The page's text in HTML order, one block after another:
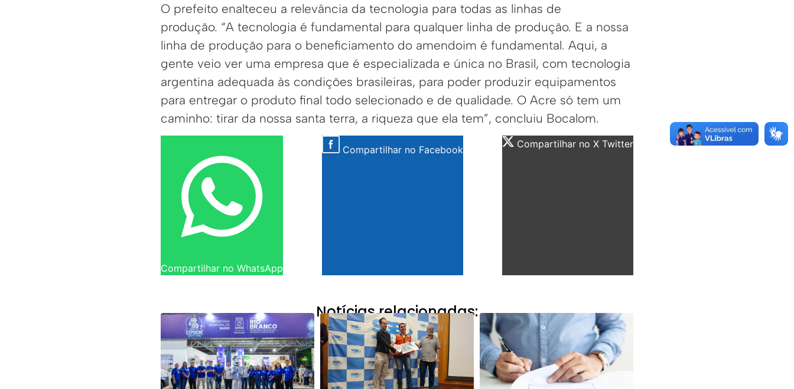
O prefeito enalteceu a relevância da tecnologia para todas as linhas de
produção. “A tecnologia é fundamental para qualquer linha de produção. E a nossa
linha de produção para o beneficiamento do amendoim é fundamental. Aqui, a
gente veio ver uma empresa que é especializada e única no Brasil, com tecnologia
argentina adequada às condições brasileiras, para poder produzir equipamentos
para entregar o produto final todo selecionado e de qualidade. O Acre só tem um
caminho: tirar da nossa santa terra, a riqueza que ela tem”, concluiu Bocalom.
Compartilhar no WhatsApp
Compartilhar no Facebook Compartilhar no X Twitter
Notícias relacionadas: